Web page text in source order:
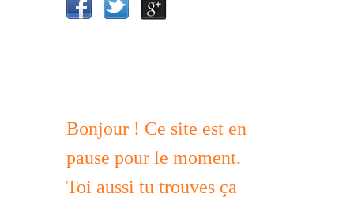
Bonjour ! Ce site est en
pause pour le moment.
Toi aussi tu trouves ça